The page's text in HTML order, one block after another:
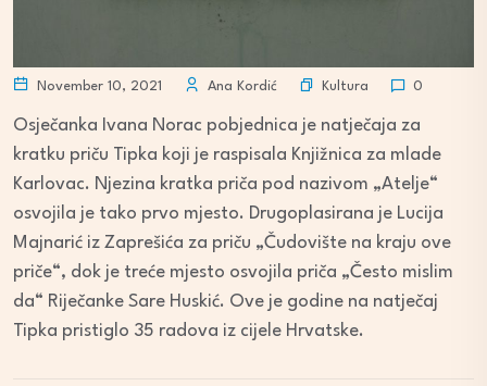
November 10, 2021 Ana Kordić Kultura 0
Osječanka Ivana Norac pobjednica je natječaja za
kratku priču Tipka koji je raspisala Knjižnica za mlade
Karlovac. Njezina kratka priča pod nazivom „Atelje“
osvojila je tako prvo mjesto. Drugoplasirana je Lucija
Majnarić iz Zaprešića za priču „Čudovište na kraju ove
priče“, dok je treće mjesto osvojila priča „Često mislim
da“ Riječanke Sare Huskić. Ove je godine na natječaj
Tipka pristiglo 35 radova iz cijele Hrvatske.